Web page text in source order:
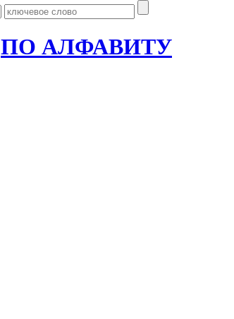
ПО АЛФАВИТУ